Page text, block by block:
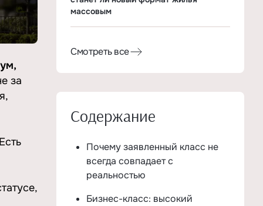
за
массовым
Смотреть все
Содержание
Почему заявленный класс не
всегда совпадает с
реальностью
Бизнес-класс: высокий